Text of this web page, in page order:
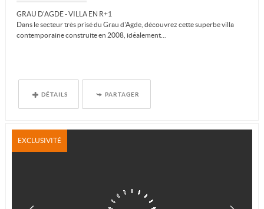
GRAU D'AGDE - VILLA EN R+1
Dans le secteur très prisé du Grau d'Agde, découvrez cette superbe villa
contemporaine construite en 2008, idéalement...
DÉTAILS PARTAGER
EXCLUSIVITÉ